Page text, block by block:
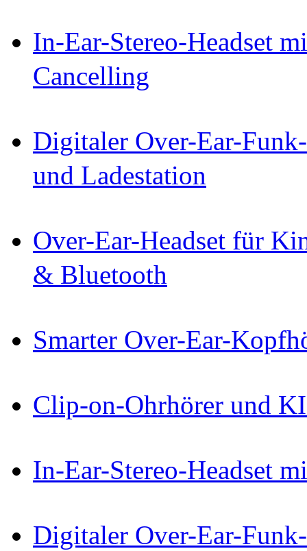
In-Ear-Stereo-Headset
Cancelling
Digitaler Over-Ear-
und Ladestation
Over-Ear-Headset für
& Bluetooth
Smarter Over-Ear-
Clip-on-Ohrhörer und
In-Ear-Stereo-Headset
Digitaler Over-Ear-